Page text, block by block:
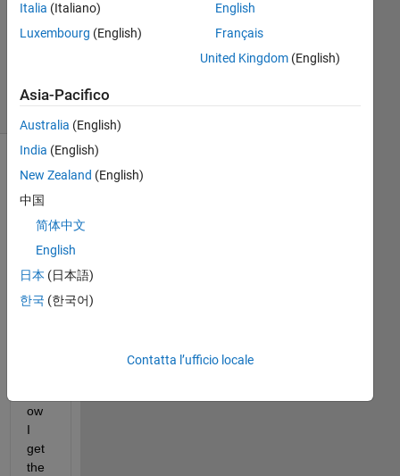
Aggiornato
25 Ago
Visualizzazioni
(30 giorni)
My
ow
I
get
the
Italia (Italiano)
Luxembourg (English)
English
Français
United Kingdom(English)
Asia-Pacifico
Australia (English)
India (English)
New Zealand (English)
中国
简体中文
English
日本 (日本語)
한국 (한국어)
Contatta l’ufficio locale